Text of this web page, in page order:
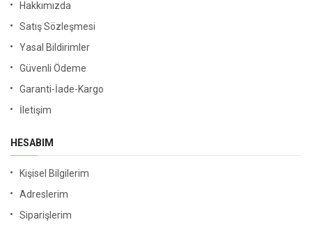
Hakkımızda
Satış Sözleşmesi
Yasal Bildirimler
Güvenli Ödeme
Garanti-İade-Kargo
İletişim
HESABIM
Kişisel Bilgilerim
Adreslerim
Siparişlerim